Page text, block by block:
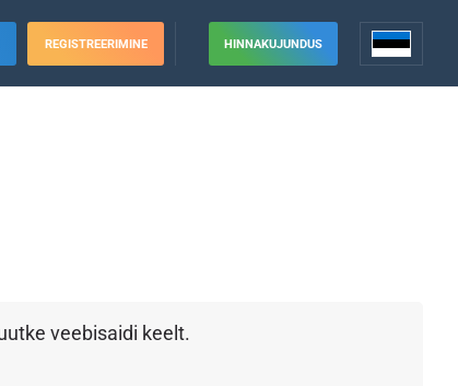
REGISTREERIMINE HINNAKUJUNDUS